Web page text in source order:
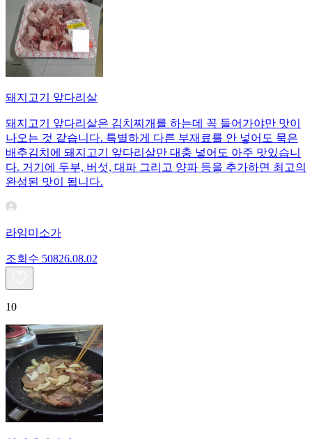
돼지고기 앞다리살
돼지고기 앞다리살은 김치찌개를 하는데 꼭 들어가야만 맛이
나오는 것 같습니다. 특별하게 다른 부재료를 안 넣어도 묵은
배추김치에 돼지고기 앞다리살만 대충 넣어도 아주 맛있습니
다. 거기에 두부, 버섯, 대파 그리고 양파 등을 추가하면 최고의
완성된 맛이 됩니다.
라임미소가
조회수 50826.08.02
10